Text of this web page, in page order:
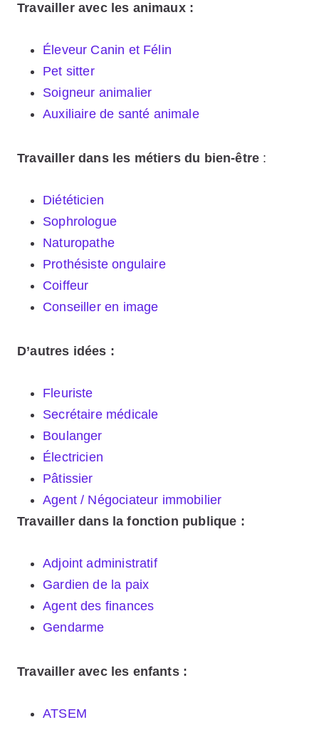
Travailler avec les animaux :
Éleveur Canin et Félin
Pet sitter
Soigneur animalier
Auxiliaire de santé animale
Travailler dans les métiers du bien-être :
Diététicien
Sophrologue
Naturopathe
Prothésiste ongulaire
Coiffeur
Conseiller en image
D’autres idées :
Fleuriste
Secrétaire médicale
Boulanger
Électricien
Pâtissier
Agent / Négociateur immobilier
Travailler dans la fonction publique :
Adjoint administratif
Gardien de la paix
Agent des finances
Gendarme
Travailler avec les enfants :
ATSEM